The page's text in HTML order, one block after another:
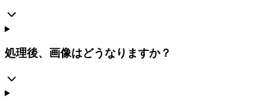
処理後、画像はどうなりますか？